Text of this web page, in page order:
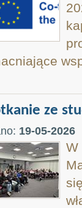
ze
19-05-2026
W